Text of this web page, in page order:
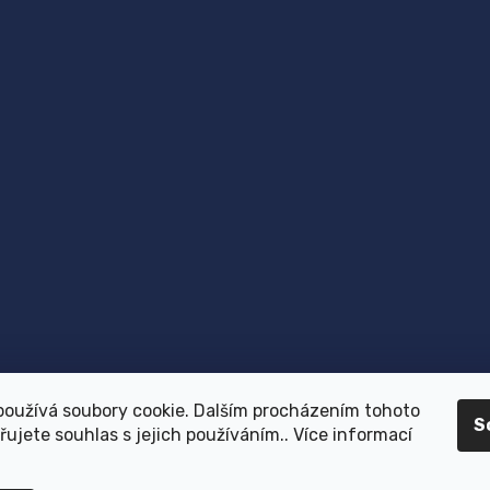
soubory cookie. Dalším procházením tohoto
souhlas s jejich používáním.. Více informací